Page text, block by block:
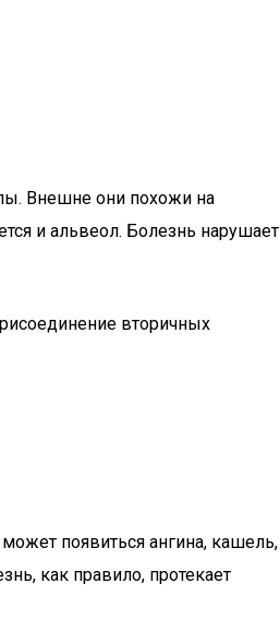
Внешне они похожи на
и альвеол. Болезнь нарушает
вторичных
появиться ангина, кашель,
как правило, протекает